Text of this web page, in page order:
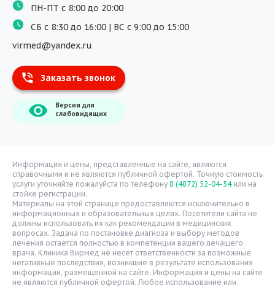
ДМС
Массаж
Тест на хеликобактер
Информация
О компании
Расписание врачей
Надзорные органы
Статьи
Вопрос-ответ
Видео
Вакансии
Карта сайта
ПН-ПТ с 8:00 до 20:00
СБ с 8:30 до 16:00 | ВС с 9:00 до 15:00
virmed@yandex.ru
Заказать звонок
Версия для
слабовидящих
Информация и цены, представленные на сайте, являются
справочными и не являются публичной офертой. Точную стоимость
услуги уточняйте пожалуйста по телефону 8 (4872) 52-04-54или на
стойке регистрации.
Материалы на этой странице предоставляются исключительно в
информационных и образовательных целях. Посетители сайта не
должны использовать их как рекомендации в медицинских
вопросах. Задача по постановке диагноза и выбору методов
лечения остается полностью в компетенции вашего лечащего
врача. Клиника Вирмед не несет ответственности за возможные
негативные последствия, возникшие в результате использования
информации, размещенной на сайте. Информация и цены на сайте
не являются публичной офертой. Любое использование или